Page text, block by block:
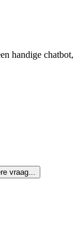
handige chatbot,
vraag...